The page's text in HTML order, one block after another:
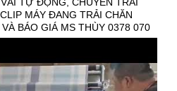
MÁY ĐANG TRẢI CHĂN
BÁO GIÁ MS THÙY 0378 070